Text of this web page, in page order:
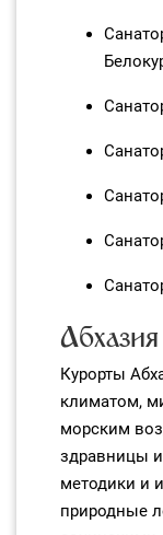
Абхазия
Курорты
климатом,
морским
здравницы
методики и
природные